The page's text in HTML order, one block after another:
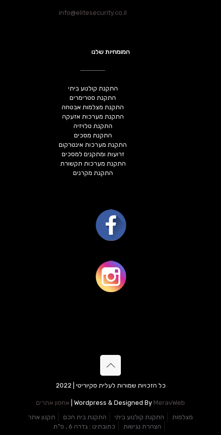
info@elitesecurity.co.il
המומחיות שלנו
התקנת קולנוע ביתי
התקנת סטרימרים
התקנת מצלמות אבטחה
התקנת מערכות אזעקה
התקנת טלויזיה
התקנת מסכים
התקנת מערכות אינטרקום
זרועות ומתקנים למסכים
התקנת מערכות תקשורת
התקנת מקרנים
כל הזכויות שמורות לעלית סקיוריטי | 2022
Wordpress & Designed By MeravWeb
אחסון אתרים
מצלמות
התקנת קולנוע ביתי התקנת בית חכם
תקנון אתר
הצהרת נגישות
כתובתינו : גדרה 6 , פ"ת